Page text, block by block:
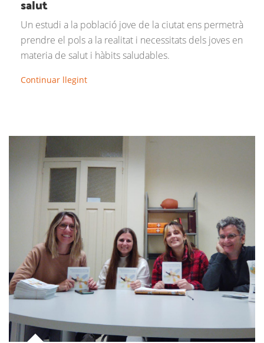
salut
Un estudi a la població jove de la ciutat ens permetrà
prendre el pols a la realitat i necessitats dels joves en
materia de salut i hàbits saludables.
Continuar llegint